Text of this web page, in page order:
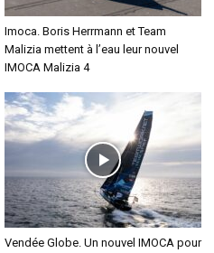
Imoca. Boris Herrmann et Team
Malizia mettent à l’eau leur nouvel
IMOCA Malizia 4
Vendée Globe. Un nouvel IMOCA pour